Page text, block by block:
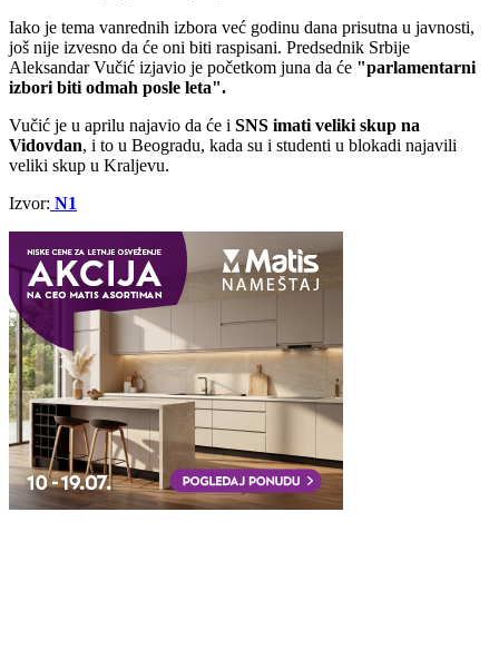
Iako je tema vanrednih izbora već godinu dana prisutna u javnosti,
još nije izvesno da će oni biti raspisani. Predsednik Srbije
Aleksandar Vučić izjavio je početkom juna da će "parlamentarni
izbori biti odmah posle leta".
Vučić je u aprilu najavio da će i SNS imati veliki skup na
Vidovdan, i to u Beogradu, kada su i studenti u blokadi najavili
veliki skup u Kraljevu.
Izvor: N1